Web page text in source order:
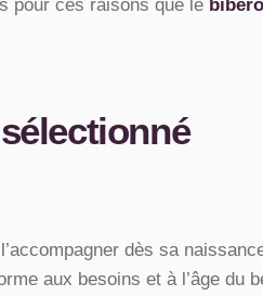
pour ces raisons que le
dès sa
aux besoins et à l’âge du